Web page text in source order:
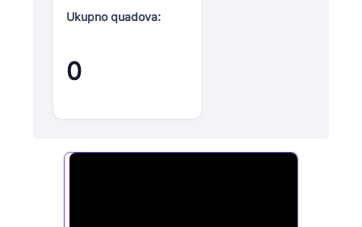
Ukupno quadova:
0